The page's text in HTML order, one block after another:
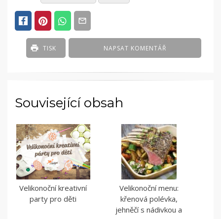
ČLÁNKY
NAPSAT KOMENTÁŘ
TISK
Související obsah
Velikonoční kreativní
party pro děti
Velikonoční menu:
křenová polévka,
jehněčí s nádivkou a